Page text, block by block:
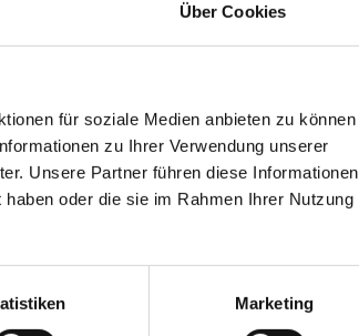
Über Cookies
für soziale Medien anbieten zu können
zu Ihrer Verwendung unserer
Unsere Partner führen diese Informationen
oder die sie im Rahmen Ihrer Nutzung
Marketing